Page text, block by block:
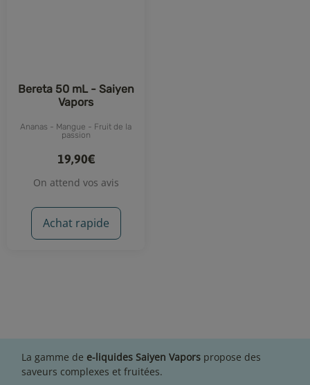
Bereta 50 mL - Saiyen
Vapors
Ananas - Mangue - Fruit de la
passion
19,90€
On attend vos avis
Achat rapide
La gamme de e-liquides Saiyen Vapors propose des
saveurs complexes et fruitées.